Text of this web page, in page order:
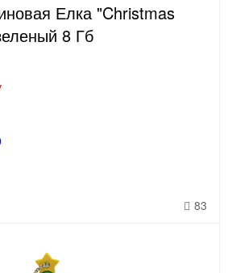
Елка "Christmas
8 Гб
83